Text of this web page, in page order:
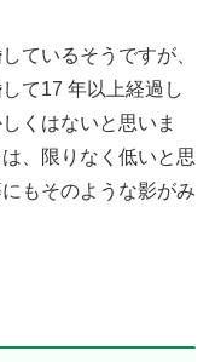
ているそうですが、
て17 年以上経過し
くはないと思いま
、限りなく低いと思
もそのような影がみ